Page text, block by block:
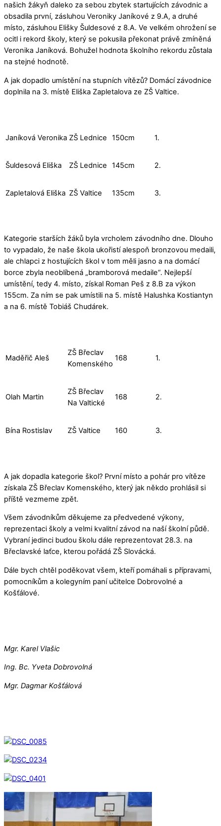
našich žákyň daleko za sebou zbytek startujících závodnic a
obsadila první, zásluhou Veroniky Janíkové z 9.A, a druhé
místo, zásluhou Elišky Šuldesové z 8.A. Ve velkém ohrožení se
ocitl i rekord školy, který se pokusila překonat právě zmíněná
Veronika Janíková. Bohužel hodnota školního rekordu zůstala
na stejné hodnotě.
A jak dopadlo umístění na stupních vítězů? Domácí závodnice
doplnila na 3. místě Eliška Zapletalova ze ZŠ Valtice.
Janíková Veronika ZŠ Lednice 150cm 1.
Šuldesová Eliška ZŠ Lednice 145cm 2.
Zapletalová Eliška ZŠ Valtice 135cm 3.
Kategorie starších žáků byla vrcholem závodního dne. Dlouho
to vypadalo, že naše škola ukořistí alespoň bronzovou medaili,
ale chlapci z hostujících škol v tom měli jasno a na domácí
borce zbyla neoblíbená „bramborová medaile“. Nejlepší
umístění, tedy 4. místo, získal Roman Peš z 8.B za výkon
155cm. Za ním se pak umístili na 5. místě Halushka Kostiantyn
a na 6. místě Tobiáš Chudárek.
Maděřič Aleš
ZŠ Břeclav
Komenského
168 1.
Olah Martin
ZŠ Břeclav
Na Valtické
168 2.
Bína Rostislav ZŠ Valtice 160 3.
A jak dopadla kategorie škol? První místo a pohár pro vítěze
získala ZŠ Břeclav Komenského, který jak někdo prohlásil si
příště vezmeme zpět.
Všem závodníkům děkujeme za předvedené výkony,
reprezentaci školy a velmi kvalitní závod na naší školní půdě.
Vybraní jedinci budou školu dále reprezentovat 28.3. na
Břeclavské laťce, kterou pořádá ZŠ Slovácká.
Dále bych chtěl poděkovat všem, kteří pomáhali s přípravami,
pomocníkům a kolegyním paní učitelce Dobrovolné a
Košťálové.
Mgr. Karel Vlašic
Ing. Bc. Yveta Dobrovolná
Mgr. Dagmar Košťálová